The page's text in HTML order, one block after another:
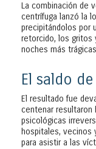
La combinación de
centrífuga lanzó la
precipitándolos por
retorcido, los gritos
noches más
El saldo
El resultado fue
centenar resultaron
psicológicas
hospitales, vecinos
para asistir a las